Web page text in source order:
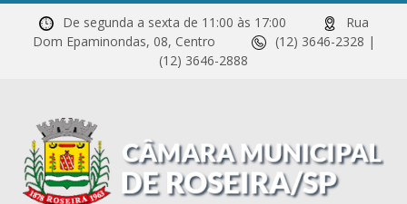
De segunda a sexta de 11:00 às 17:00
Rua
Dom Epaminondas, 08, Centro
(12) 3646-2328 |
(12) 3646-2888